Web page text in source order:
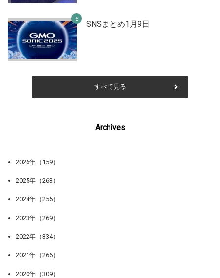
SNSまとめ1月9日
すべて見る
Archives
2026年（159）
2025年（263）
2024年（255）
2023年（269）
2022年（334）
2021年（266）
2020年（309）